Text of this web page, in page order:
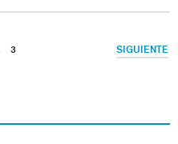
3 SIGUIENTE